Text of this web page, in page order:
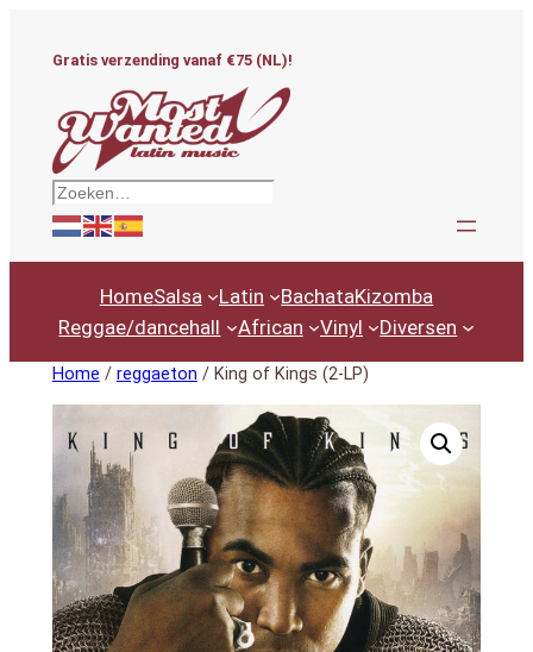
Gratis verzending vanaf €75 (NL)!
Zoeken
HomeSalsa Latin BachataKizomba
Reggae/dancehall
African Vinyl Diversen
Home / reggaeton / King of Kings (2-LP)